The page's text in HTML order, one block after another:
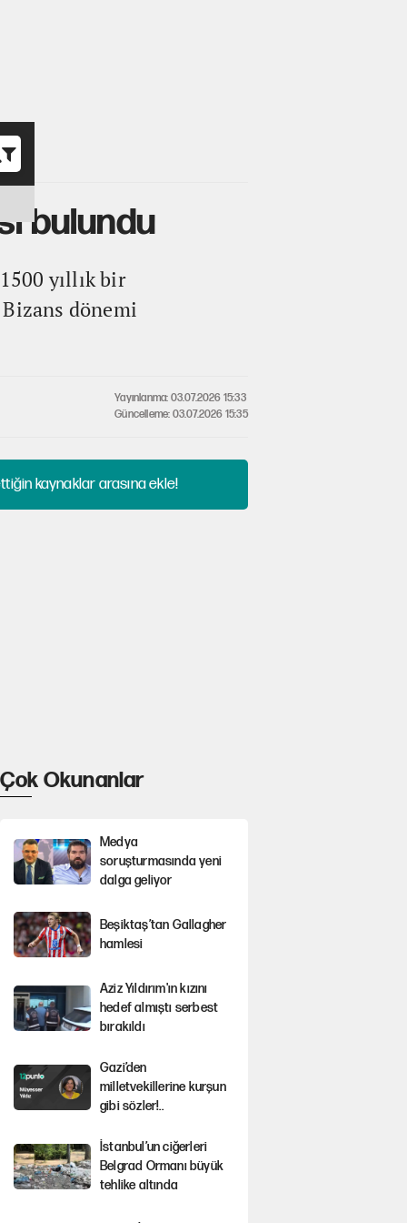
bulundu
yıllık bir
Bizans dönemi
Yayınlanma: 03.07.2026 15:33
Güncelleme: 03.07.2026 15:35
kaynaklar arasına ekle!
Çok Okunanlar
Medya
soruşturmasında yeni
dalga geliyor
Beşiktaş’tan Gallagher
hamlesi
Aziz Yıldırım'ın kızını
hedef almıştı serbest
bırakıldı
Gazi’den
milletvekillerine kurşun
gibi sözler!..
İstanbul’un ciğerleri
Belgrad Ormanı büyük
tehlike altında